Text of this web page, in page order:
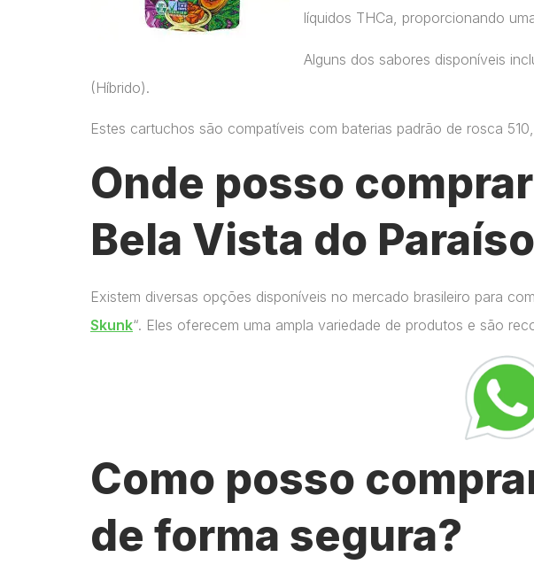
líquidos THCa, proporcionando
Alguns dos sabores disponíveis
(Híbrido).
Estes cartuchos são compatíveis com baterias padrão de rosca
Onde posso
Bela Vista do Paraíso
Existem diversas opções disponíveis no mercado brasileiro para
Skunk“. Eles oferecem uma ampla variedade de produtos e são
Como posso
de forma segura?